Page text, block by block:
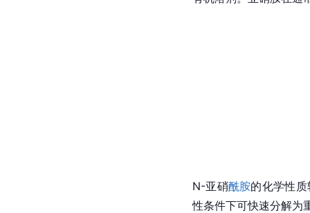
N-亚硝酰胺的化学性
性条件下可快速分解为